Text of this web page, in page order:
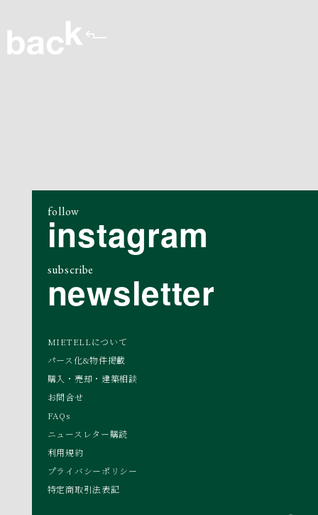
follow
instagram
subscribe
newsletter
MIETELLについて
パース化&物件掲載
購入・売却・建築相談
お問合せ
FAQs
ニュースレター購読
利用規約
プライバシーポリシー
特定商取引法表記